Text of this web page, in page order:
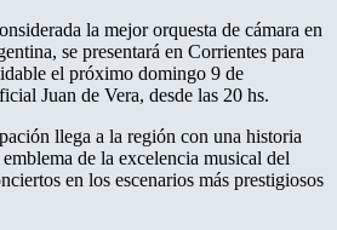
la mejor orquesta de cámara en
se presentará en Corrientes para
el próximo domingo 9 de
Juan de Vera, desde las 20 hs.
llega a la región con una historia
de la excelencia musical del
en los escenarios más prestigiosos